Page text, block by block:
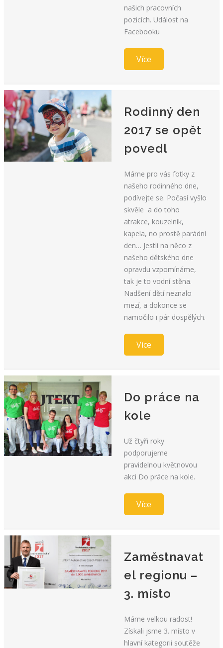
našich pracovních
pozicích. Událost na
Facebooku
Více
Rodinný den
2017 se opět
povedl
Máme pro vás fotky z
našeho rodinného dne,
podívejte se. Počasí vyšlo
skvěle a do toho
atrakce, kouzelník,
kapela, no prostě parádní
den… Jestli na něco z
našeho dětského dne
opravdu vzpomínáme,
tak je to vodní stěna.
Nadšení dětí neznalo
mezí, a dokonce se
namočilo i pár dospělých.
Více
Do práce na
kole
Už čtyři roky
podporujeme
pravidelnou květnovou
akci Do práce na kole.
Více
Zaměstnavat
el regionu –
3. místo
Máme velkou radost!
Získali jsme 3. místo v
hlavní kategorii soutěže